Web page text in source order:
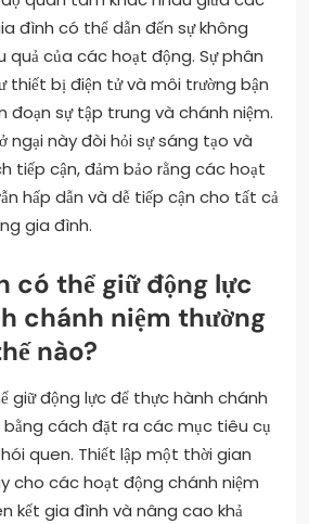
đình có thể dẫn đến sự không
quả của các hoạt động. Sự phân
thiết bị điện tử và môi trường bận
đoạn sự tập trung và chánh niệm.
ngại này đòi hỏi sự sáng tạo và
tiếp cận, đảm bảo rằng các hoạt
hấp dẫn và dễ tiếp cận cho tất cả
gia đình.
có thể giữ động lực
chánh niệm thường
nào?
giữ động lực để thực hành chánh
bằng cách đặt ra các mục tiêu cụ
quen. Thiết lập một thời gian
cho các hoạt động chánh niệm
kết gia đình và nâng cao khả